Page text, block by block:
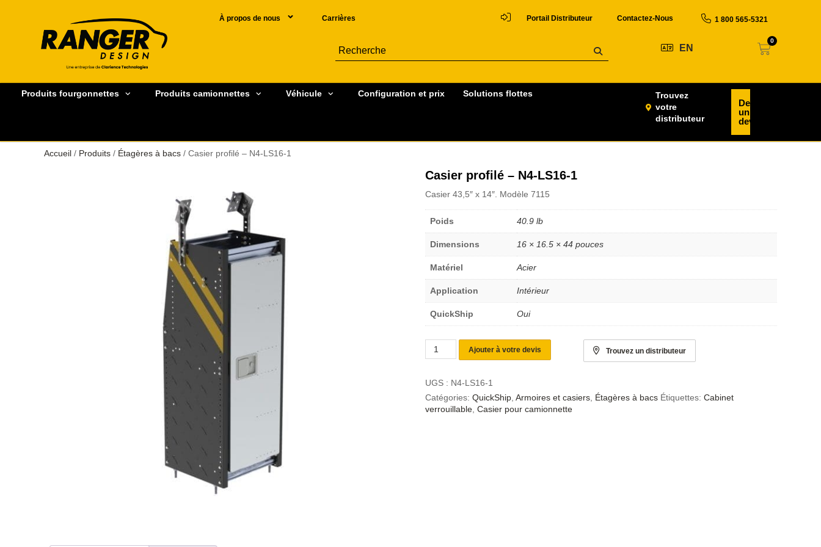
À propos de nous Carrières Portail Distributeur Contactez-Nous 1 800 565-5321
EN
0
Produits fourgonnettes Produits camionnettes Véhicule Configuration et prix Solutions flottes
Trouvez
votre
distributeur
Demander
un
devis
Accueil / Produits / Étagères à bacs / Casier profilé – N4-LS16-1
Casier profilé – N4-LS16-1
Casier 43,5″ x 14″. Modèle 7115
Poids 40.9 lb
Dimensions 16 × 16.5 × 44 pouces
Matériel Acier
Application Intérieur
QuickShip Oui
Ajouter à votre devis Trouvez un distributeur
UGS : N4-LS16-1
Catégories: QuickShip Armoires et casiers Étagères à bacs Étiquettes: Cabinet
verrouillable Casier pour camionnette